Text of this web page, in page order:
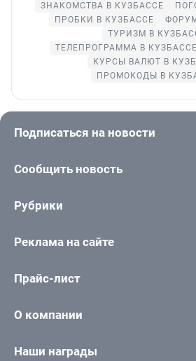
ЗНАКОМСТВА В КУЗБАССЕ
ПРОБКИ В КУЗБАССЕ
ТУРИЗМ В
ТЕЛЕПРОГРАММА В КУЗБАССЕ
КУРСЫ ВАЛЮТ В
ПРОМОКОДЫ В
Подписаться на новости
Сообщить новость
Рубрики
Реклама на сайте
Прайс-лист
О компании
Наши награды